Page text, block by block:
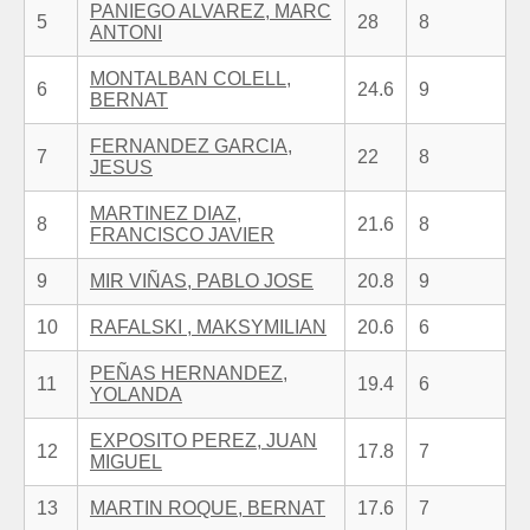
5
PANIEGO ALVAREZ, MARC
ANTONI
28 8
6
MONTALBAN COLELL,
BERNAT
24.6 9
7
FERNANDEZ GARCIA,
JESUS
22 8
8
MARTINEZ DIAZ,
FRANCISCO JAVIER
21.6 8
9 MIR VIÑAS, PABLO JOSE 20.8 9
10 RAFALSKI , MAKSYMILIAN 20.6 6
11
PEÑAS HERNANDEZ,
YOLANDA
19.4 6
12
EXPOSITO PEREZ, JUAN
MIGUEL
17.8 7
13 MARTIN ROQUE, BERNAT 17.6 7